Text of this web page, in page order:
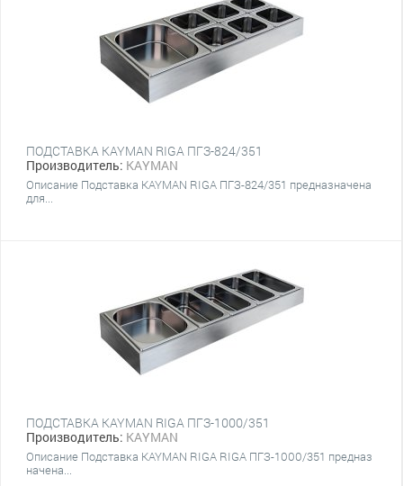
ПОДСТАВКА KAYMAN RIGA ПГЗ-824/351
Производитель: KAYMAN
Описание Подставка KAYMAN RIGA ПГЗ-824/351 предназначена
для...
ПОДСТАВКА KAYMAN RIGA ПГЗ-1000/351
Производитель: KAYMAN
Описание Подставка KAYMAN RIGA RIGA ПГЗ-1000/351 предназ
начена...